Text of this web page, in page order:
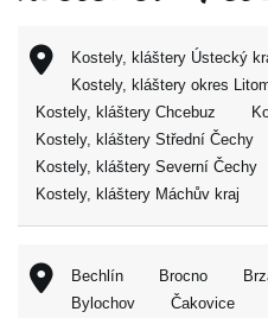
Kostely, kláštery Ústecký
Kostely, kláštery okres
Kostely, kláštery Chcebuz
Kostely, kláštery Střední Čechy
Kostely, kláštery Severní Čechy
Kostely, kláštery Máchův kraj
Bechlín Brocno
Bylochov
Čakovice